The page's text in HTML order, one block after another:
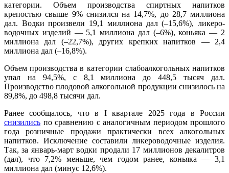
категории. Объем производства спиртных напитков
крепостью свыше 9% снизился на 14,7%, до 28,7 миллиона
дал. Водки произвели 19,1 миллиона дал (–15,6%), ликеро-
водочных изделий — 5,1 миллиона дал (–6%), коньяка — 2
миллиона дал (–22,7%), других крепких напитков — 2,4
миллиона дал (–16,8%).
Объем производства в категории слабоалкогольных напитков
упал на 94,5%, с 8,1 миллиона до 448,5 тысяч дал.
Производство плодовой алкогольной продукции снизилось на
89,8%, до 498,8 тысячи дал.
Ранее сообщалось, что в I квартале 2025 года в России
снизились по сравнению с аналогичным периодом прошлого
года розничные продажи практически всех алкогольных
напитков. Исключение составили ликероводочные изделия.
Так, за январь-март водки продали 17 миллионов декалитров
(дал), что 7,2% меньше, чем годом ранее, коньяка — 3,1
миллиона дал (минус 12,6%).